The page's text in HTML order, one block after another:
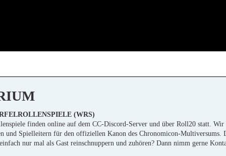
(WRS)
finden online auf dem CC-Discord-Server und über Roll20 statt. Wir
und Spielleitern für den offiziellen Kanon des Chronomicon-Multiversums.
nur mal als Gast reinschnuppern und zuhören? Dann nimm gerne